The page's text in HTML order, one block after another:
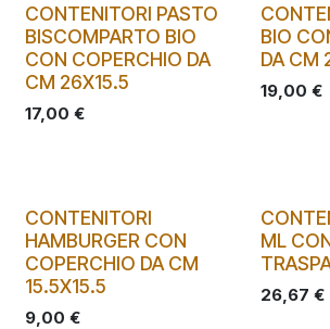
CONTENITORI PASTO
BISCOMPARTO BIO
CON COPERCHIO DA
CM 26X15.5
17,00 €
BIO
DA CM
19,00 €
CONTENITORI
HAMBURGER CON
COPERCHIO DA CM
15.5X15.5
9,00 €
ML
26,67 €